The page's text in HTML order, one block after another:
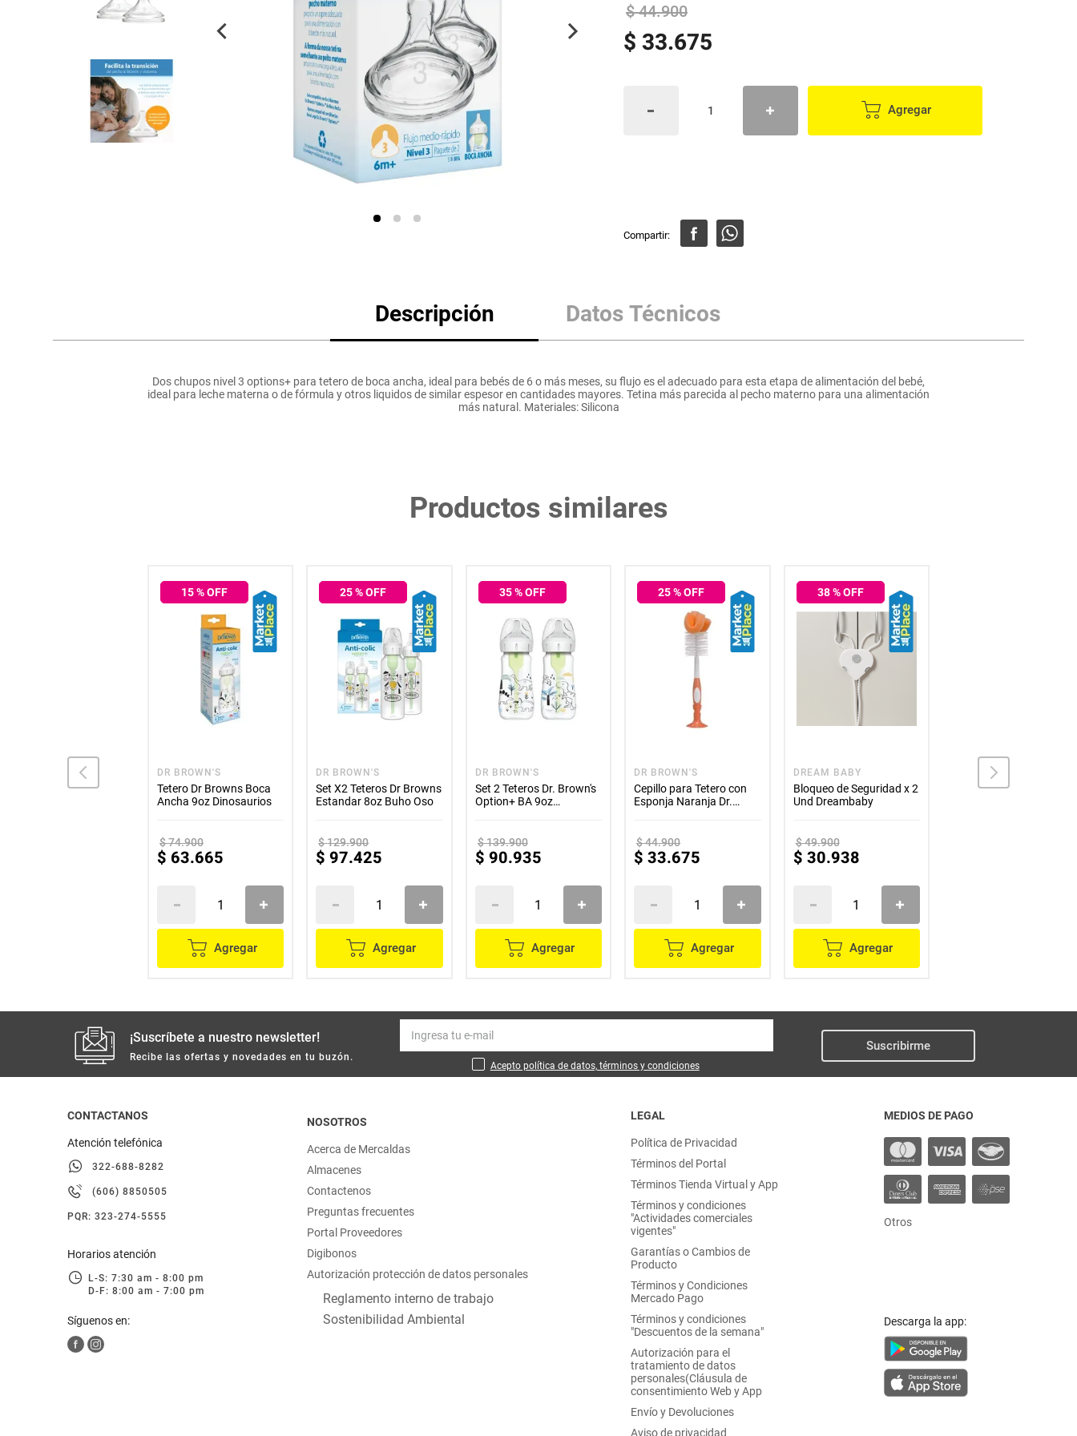
vinos y licores
cuidado del bebé
$ 44.900
$ 33.675
Agregar
Descripción Datos Técnicos
Dos chupos nivel 3 options+ para tetero de boca ancha, ideal para bebés de 6 o más meses, su flujo es el adecuado para esta etapa de alimentación del bebé,
ideal para leche materna o de fórmula y otros liquidos de similar espesor en cantidades mayores. Tetina más parecida al pecho materno para una alimentación
más natural. Materiales: Silicona
Productos similares
Cuchara Punta Suave
15% OFF
DR BROWN'S
Tetero Dr Browns Boca
Ancha 9oz Dinosaurios
$74.900
$ 63.665
Agregar
25% OFF
DR BROWN'S
Set X2 Teteros Dr Browns
Estandar 8oz Buho Oso
$129.900
$ 97.425
Agregar
35% OFF
DR BROWN'S
Set 2 Teteros Dr. Brown's
Option+ BA 9oz
$139.900
$ 90.935
Agregar
25% OFF
DR BROWN'S
Cepillo para Tetero con
Esponja Naranja Dr.
$44.900
$ 33.675
Agregar
38% OFF
DREAM BABY
Bloqueo de Seguridad x 2
Und Dreambaby
$49.900
$ 30.938
Agregar
DREAM BABY
Protector de Ventanas
¡Suscríbete a nuestro newsletter!
Recibe las ofertas y novedades en tu buzón.
Acepto política de datos, términos y condiciones
Suscribirme
CONTACTANOS
Atención telefónica
322-688-8282
(606) 8850505
PQR: 323-274-5555
Horarios atención
L-S: 7:30 am - 8:00 pm
D-F: 8:00 am - 7:00 pm
Síguenos en:
NOSOTROS
Acerca de Mercaldas
Almacenes
Contactenos
Preguntas frecuentes
Portal Proveedores
Digibonos
Autorización protección de datos personales
Reglamento interno de trabajo
Sostenibilidad Ambiental
LEGAL
Política de Privacidad
Términos del Portal
Términos Tienda Virtual y App
Términos y condiciones
"Actividades comerciales
vigentes"
Garantías o Cambios de
Producto
Términos y Condiciones
Mercado Pago
Términos y condiciones
"Descuentos de la semana"
Autorización para el
tratamiento de datos
personales(Cláusula de
consentimiento Web y App
Envío y Devoluciones
Aviso de privacidad
MEDIOS DE PAGO
Otros
Descarga la app:
Arroz